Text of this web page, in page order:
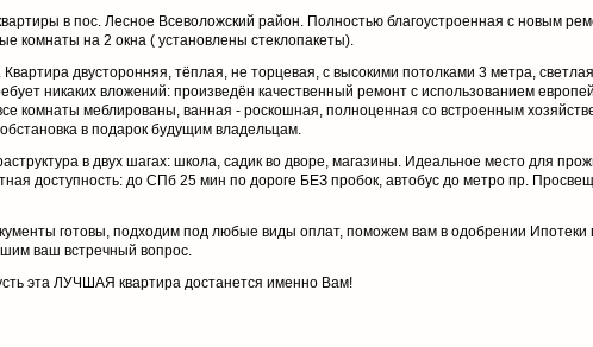
в пос. Лесное Всеволожский район. Полностью благоустроенная с новым
комнаты на 2 окна ( установлены стеклопакеты).
двусторонняя, тёплая, не торцевая, с высокими потолками 3 метра,
никаких вложений: произведён качественный ремонт с использованием
комнаты меблированы, ванная - роскошная, полноценная со встроенным
в подарок будущим владельцам.
в двух шагах: школа, садик во дворе, магазины. Идеальное место для
доступность: до СПб 25 мин по дороге БЕЗ пробок, автобус до метро пр.
готовы, подходим под любые виды оплат, поможем вам в одобрении Ипотеки
ваш встречный вопрос.
эта ЛУЧШАЯ квартира достанется именно Вам!